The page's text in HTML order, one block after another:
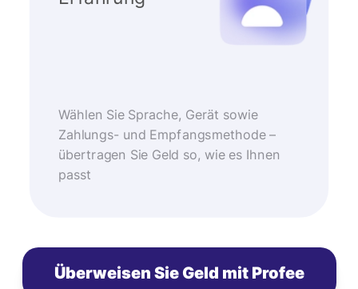
Wählen Sie Sprache, Gerät sowie
Zahlungs- und Empfangsmethode –
übertragen Sie Geld so, wie es Ihnen
passt
Überweisen Sie Geld mit Profee